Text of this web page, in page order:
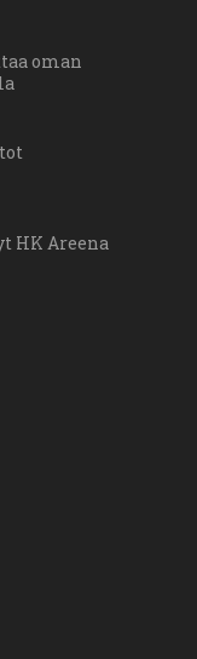
oman
HK Areena